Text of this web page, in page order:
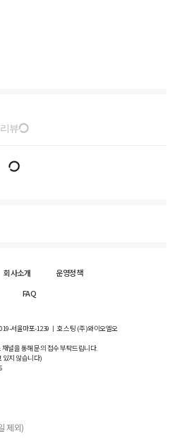
리뷰
회사소개
운영정책
FAQ
서울마포-1239 ㅣ 호스팅 (주)와이오엘오
널을 통해 문의 접수 부탁드립니다.
있지 않습니다)
제외)